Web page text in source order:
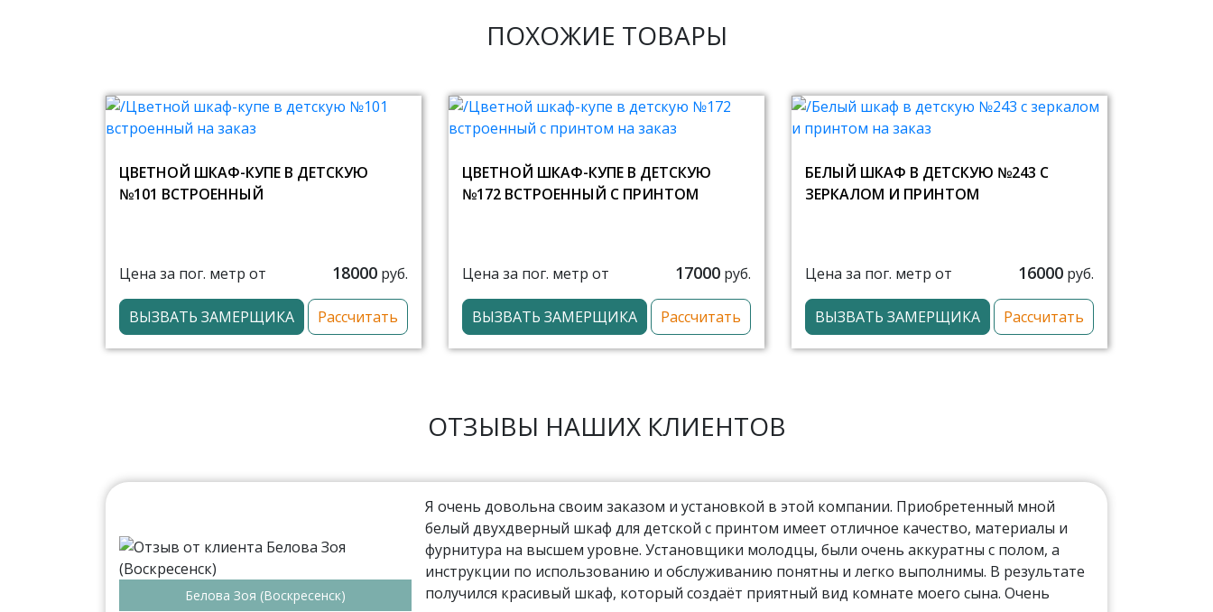
ПОХОЖИЕ ТОВАРЫ
ЦВЕТНОЙ ШКАФ-КУПЕ В ДЕТСКУЮ
№101 ВСТРОЕННЫЙ
Цена за пог. метр от 18000 руб.
ВЫЗВАТЬ ЗАМЕРЩИКА Рассчитать
ЦВЕТНОЙ ШКАФ-КУПЕ В ДЕТСКУЮ
№172 ВСТРОЕННЫЙ С ПРИНТОМ
Цена за пог. метр от 17000 руб.
ВЫЗВАТЬ ЗАМЕРЩИКА Рассчитать
БЕЛЫЙ ШКАФ В ДЕТСКУЮ №243 С
ЗЕРКАЛОМ И ПРИНТОМ
Цена за пог. метр от 16000 руб.
ВЫЗВАТЬ ЗАМЕРЩИКА Рассчитать
ОТЗЫВЫ НАШИХ КЛИЕНТОВ
Белова Зоя (Воскресенск)
Я очень довольна своим заказом и установкой в этой компании. Приобретенный мной
белый двухдверный шкаф для детской с принтом имеет отличное качество, материалы и
фурнитура на высшем уровне. Установщики молодцы, были очень аккуратны с полом, а
инструкции по использованию и обслуживанию понятны и легко выполнимы. В результате
получился красивый шкаф, который создаёт приятный вид комнате моего сына. Очень